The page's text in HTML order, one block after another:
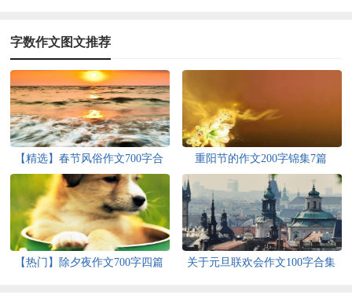
字数作文图文推荐
【精选】春节风俗作文700字合
集五篇
重阳节的作文200字锦集7篇
【热门】除夕夜作文700字四篇
关于元旦联欢会作文100字合集